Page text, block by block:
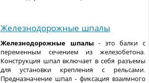
Железнодорожные шпалы
Железнодорожные шпалы - это балки с
переменным сечением из железобетона.
Конструкция шпал включает в себя разъемы
для установки крепления с рельсами.
Предназначение шпал - фиксация взаимного